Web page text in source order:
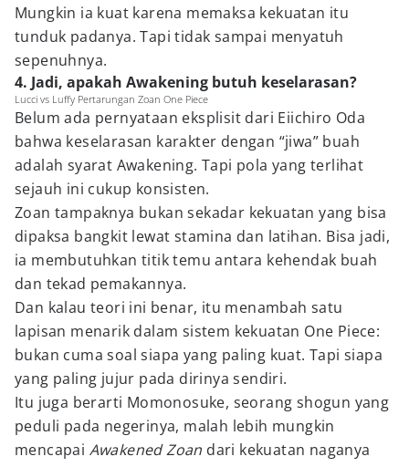
Mungkin ia kuat karena memaksa kekuatan itu
tunduk padanya. Tapi tidak sampai menyatuh
sepenuhnya.
4. Jadi, apakah Awakening butuh keselarasan?
Lucci vs Luffy Pertarungan Zoan One Piece
Belum ada pernyataan eksplisit dari Eiichiro Oda
bahwa keselarasan karakter dengan “jiwa” buah
adalah syarat Awakening. Tapi pola yang terlihat
sejauh ini cukup konsisten.
Zoan tampaknya bukan sekadar kekuatan yang bisa
dipaksa bangkit lewat stamina dan latihan. Bisa jadi,
ia membutuhkan titik temu antara kehendak buah
dan tekad pemakannya.
Dan kalau teori ini benar, itu menambah satu
lapisan menarik dalam sistem kekuatan One Piece:
bukan cuma soal siapa yang paling kuat. Tapi siapa
yang paling jujur pada dirinya sendiri.
Itu juga berarti Momonosuke, seorang shogun yang
peduli pada negerinya, malah lebih mungkin
mencapai Awakened Zoan dari kekuatan naganya